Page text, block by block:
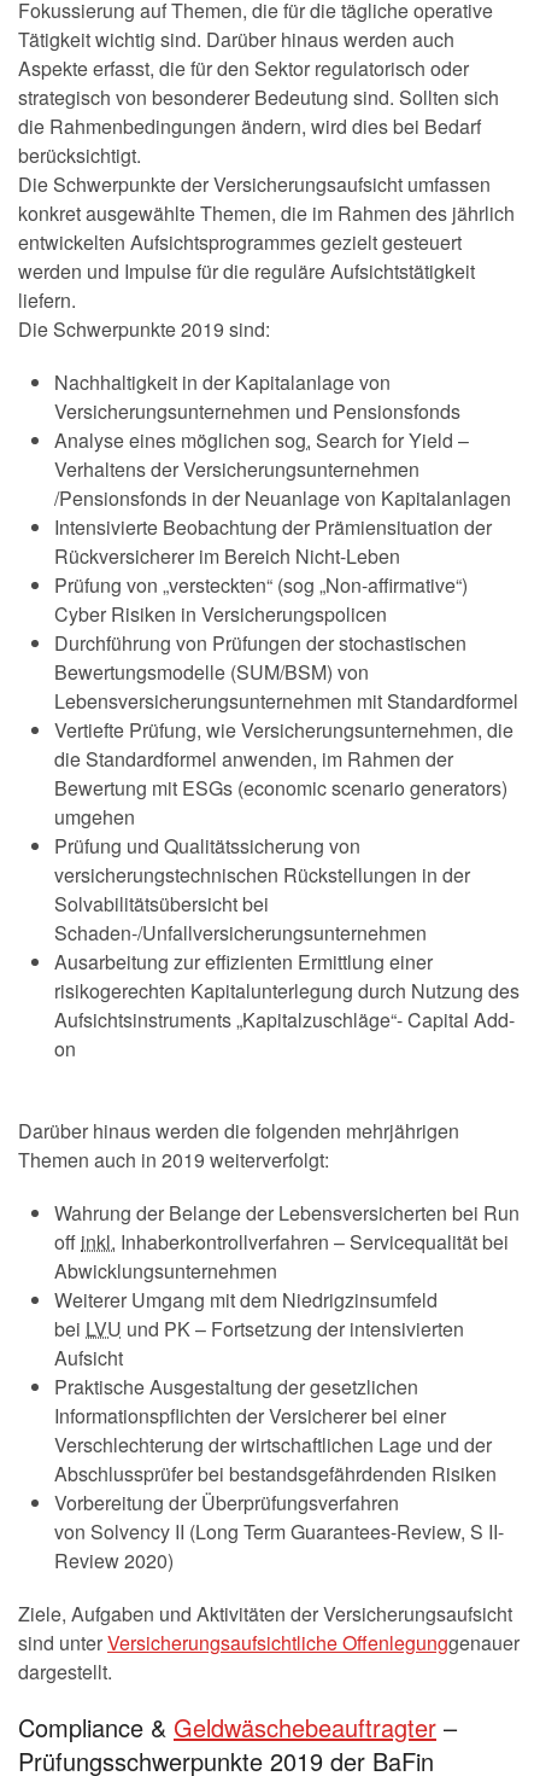
Fokussierung auf Themen, die für die tägliche operative
Tätigkeit wichtig sind. Darüber hinaus werden auch
Aspekte erfasst, die für den Sektor regulatorisch oder
strategisch von besonderer Bedeutung sind. Sollten sich
die Rahmenbedingungen ändern, wird dies bei Bedarf
berücksichtigt.
Die Schwerpunkte der Versicherungsaufsicht umfassen
konkret ausgewählte Themen, die im Rahmen des jährlich
entwickelten Aufsichtsprogrammes gezielt gesteuert
werden und Impulse für die reguläre Aufsichtstätigkeit
liefern.
Die Schwerpunkte 2019 sind:
Nachhaltigkeit in der Kapitalanlage von
Versicherungsunternehmen und Pensionsfonds
Analyse eines möglichen sog. Search for Yield –
Verhaltens der Versicherungsunternehmen
/Pensionsfonds in der Neuanlage von Kapitalanlagen
Intensivierte Beobachtung der Prämiensituation der
Rückversicherer im Bereich Nicht-Leben
Prüfung von „versteckten“ (sog „Non-affirmative“)
Cyber Risiken in Versicherungspolicen
Durchführung von Prüfungen der stochastischen
Bewertungsmodelle (SUM/BSM) von
Lebensversicherungsunternehmen mit Standardformel
Vertiefte Prüfung, wie Versicherungsunternehmen, die
die Standardformel anwenden, im Rahmen der
Bewertung mit ESGs (economic scenario generators)
umgehen
Prüfung und Qualitätssicherung von
versicherungstechnischen Rückstellungen in der
Solvabilitätsübersicht bei
Schaden-/Unfallversicherungsunternehmen
Ausarbeitung zur effizienten Ermittlung einer
risikogerechten Kapitalunterlegung durch Nutzung des
Aufsichtsinstruments „Kapitalzuschläge“-Capital Add-
on
Darüber hinaus werden die folgenden mehrjährigen
Themen auch in 2019 weiterverfolgt:
Wahrung der Belange der Lebensversicherten bei Run
off inkl. Inhaberkontrollverfahren – Servicequalität bei
Abwicklungsunternehmen
Weiterer Umgang mit dem Niedrigzinsumfeld
bei LVU und PK – Fortsetzung der intensivierten
Aufsicht
Praktische Ausgestaltung der gesetzlichen
Informationspflichten der Versicherer bei einer
Verschlechterung der wirtschaftlichen Lage und der
Abschlussprüfer bei bestandsgefährdenden Risiken
Vorbereitung der Überprüfungsverfahren
von Solvency II (Long Term Guarantees-Review, S II-
Review 2020)
Ziele, Aufgaben und Aktivitäten der Versicherungsaufsicht
sind unterVersicherungsaufsichtliche Offenlegunggenauer
dargestellt.
Compliance & Geldwäschebeauftragter –
Prüfungsschwerpunkte 2019 der BaFin